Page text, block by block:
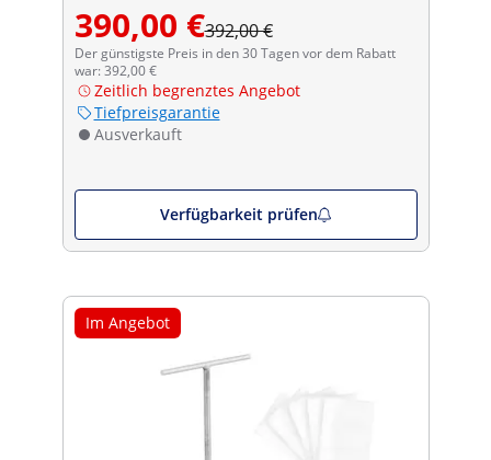
390,00 €392,00 €
Der günstigste Preis in den 30 Tagen vor dem Rabatt
war: 392,00 €
Zeitlich begrenztes Angebot
Tiefpreisgarantie
Ausverkauft
Verfügbarkeit prüfen
Im Angebot